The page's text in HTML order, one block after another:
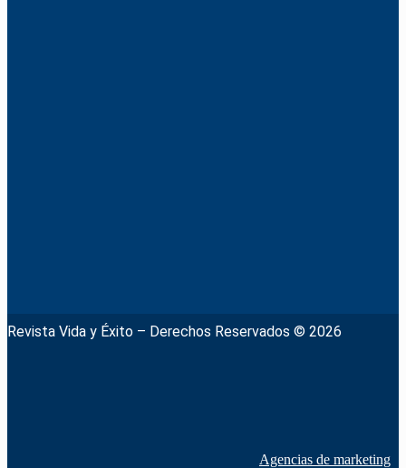
Revista Vida y Éxito – Derechos Reservados © 2026
Agencias de marketing